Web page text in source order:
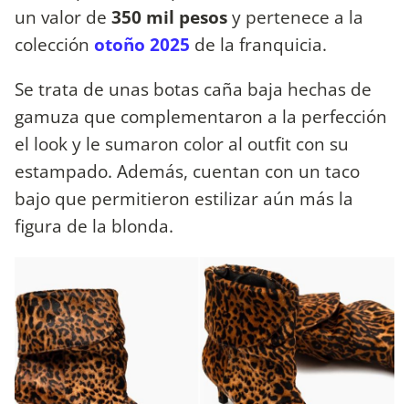
un valor de 350 mil pesosy pertenece a la
colección otoño 2025 de la franquicia.
Se trata de unas botas caña baja hechas de
gamuza que complementaron a la perfección
el look y le sumaron color al outfit con su
estampado. Además, cuentan con un taco
bajo que permitieron estilizar aún más la
figura de la blonda.